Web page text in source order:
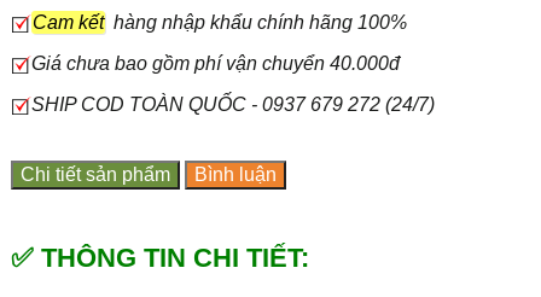
Cam kết hàng nhập khẩu chính hãng 100%
Giá chưa bao gồm phí vận chuyển 40.000đ
SHIP COD TOÀN QUỐC - 0937 679 272 (24/7)
Chi tiết sản phẩm Bình luận
✅ THÔNG TIN CHI TIẾT: